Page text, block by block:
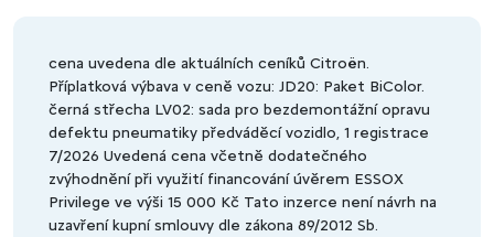
cena uvedena dle aktuálních ceníků Citroën.
Příplatková výbava v ceně vozu: JD20: Paket BiColor.
černá střecha LV02: sada pro bezdemontážní opravu
defektu pneumatiky předváděcí vozidlo, 1 registrace
7/2026 Uvedená cena včetně dodatečného
zvýhodnění při využití financování úvěrem ESSOX
Privilege ve výši 15 000 Kč Tato inzerce není návrh na
uzavření kupní smlouvy dle zákona 89/2012 Sb.